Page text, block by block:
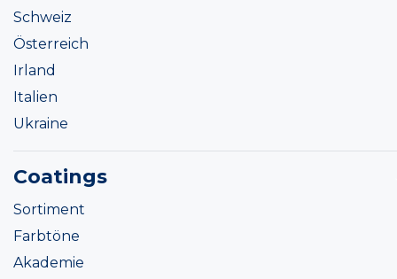
Schweiz
Österreich
Irland
Italien
Ukraine
Coatings
Sortiment
Farbtöne
Akademie